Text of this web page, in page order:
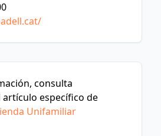
consulta
específico de
Unifamiliar